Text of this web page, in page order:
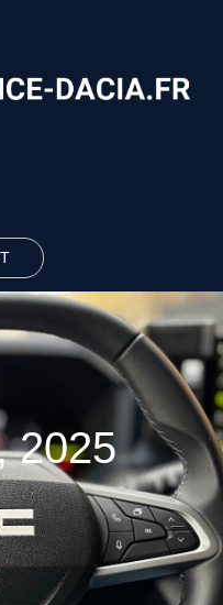
2025